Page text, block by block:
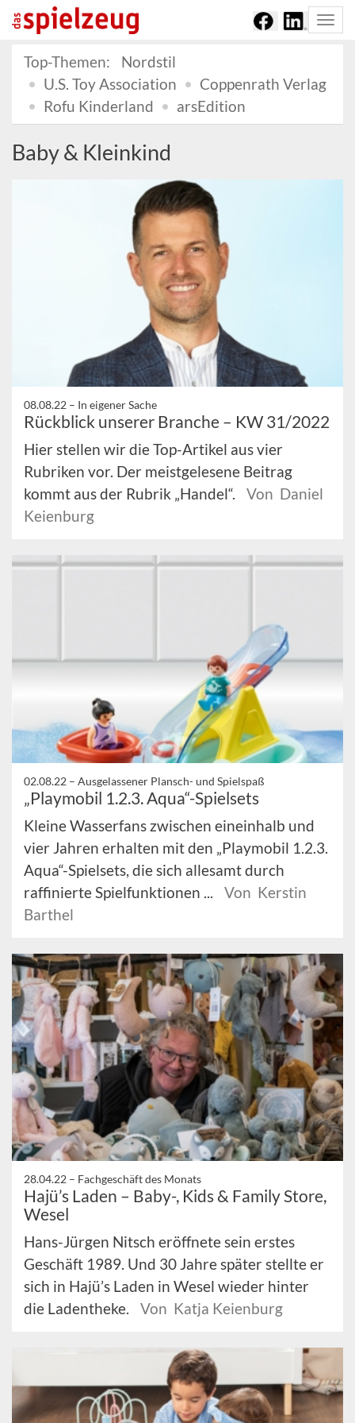
Top-Themen:
Nordstil
U.S. Toy Association
Coppenrath Verlag
Rofu Kinderland
arsEdition
Baby & Kleinkind
08.08.22 – In eigener Sache
Rückblick unserer Branche – KW 31/2022
Hier stellen wir die Top-Artikel aus vier
Rubriken vor. Der meistgelesene Beitrag
kommt aus der Rubrik „Handel“.
Von Daniel
Keienburg
02.08.22 – Ausgelassener Plansch- und Spielspaß
„Playmobil 1.2.3. Aqua“-Spielsets
Kleine Wasserfans zwischen eineinhalb und
vier Jahren erhalten mit den „Playmobil 1.2.3.
Aqua“-Spielsets, die sich allesamt durch
raffinierte Spielfunktionen ...
Von Kerstin
Barthel
28.04.22 – Fachgeschäft des Monats
Hajü’s Laden – Baby-, Kids & Family Store,
Wesel
Hans-Jürgen Nitsch eröffnete sein erstes
Geschäft 1989. Und 30 Jahre später stellte er
sich in Hajü’s Laden in Wesel wieder hinter
die Ladentheke.
Von Katja Keienburg